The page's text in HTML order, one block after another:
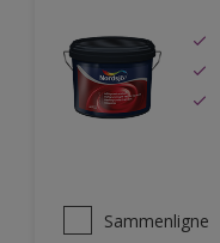
Sammenligne